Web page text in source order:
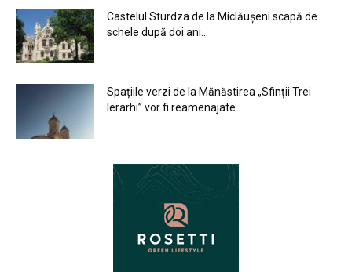
Castelul Sturdza de la Miclăușeni scapă de
schele după doi ani...
Spațiile verzi de la Mănăstirea „Sfinții Trei
Ierarhi” vor fi reamenajate...